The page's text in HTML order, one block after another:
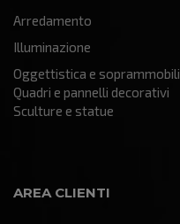
Arredamento
Illuminazione
Oggettistica e soprammobili
Quadri e pannelli decorativi
Sculture e statue
AREA CLIENTI